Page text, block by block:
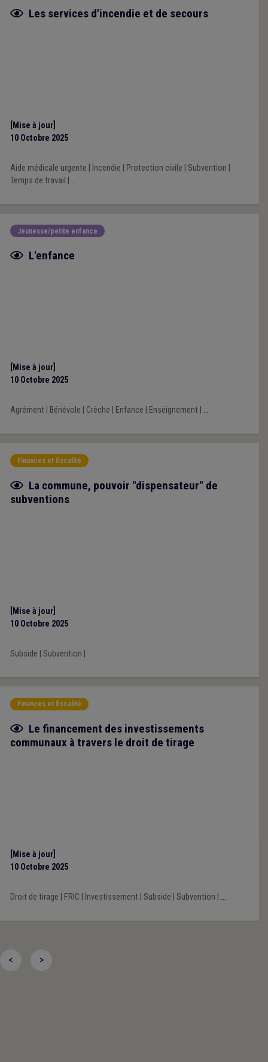
Fiche focus
Les services d'incendie et de secours
[Mise à jour]
10 Octobre 2025
Aide médicale urgente Incendie Protection civile Subvention
Temps de travail
...
Jeunesse/petite enfance
Fiche focus
L'enfance
[Mise à jour]
10 Octobre 2025
Agrément| Bénévole Crèche Enfance Enseignement| ...
Finances et fiscalité
Fiche focus
La commune, pouvoir "dispensateur" de
subventions
[Mise à jour]
10 Octobre 2025
Subside Subvention
Finances et fiscalité
Fiche focus
Le financement des investissements
communaux à travers le droit de tirage
[Mise à jour]
10 Octobre 2025
Droit de tirage FRIC Investissement| Subside Subvention ...
< >